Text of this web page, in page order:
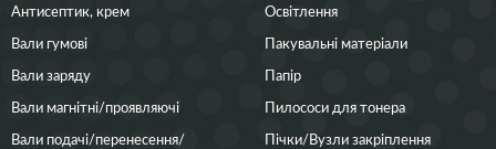
Антисептик, крем
Вали гумові
Вали заряду
Вали магнітні/проявляючі
Вали подачі/перенесення/
Освітлення
Пакувальні матеріали
Папір
Пилососи для тонера
Пічки/Вузли закріплення